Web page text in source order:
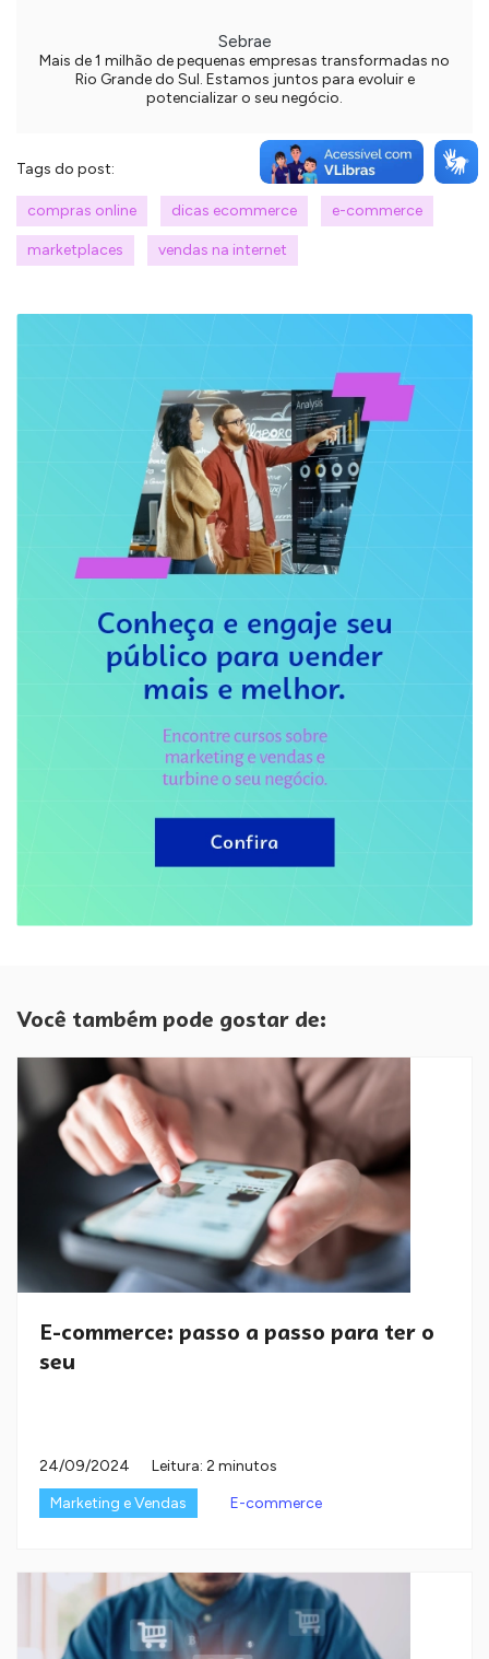
Sebrae
Mais de 1 milhão de pequenas empresas transformadas no
Rio Grande do Sul. Estamos juntos para evoluir e
potencializar o seu negócio.
Tags do post:
compras online dicas ecommerce e-commerce
marketplaces vendas na internet
Você também pode gostar de:
E-commerce: passo a passo para ter o
seu
24/09/2024
Leitura: 2 minutos
Marketing e Vendas
E-commerce